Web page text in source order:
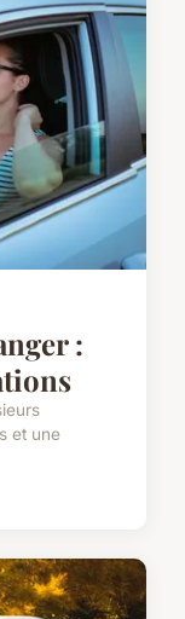
:
et une